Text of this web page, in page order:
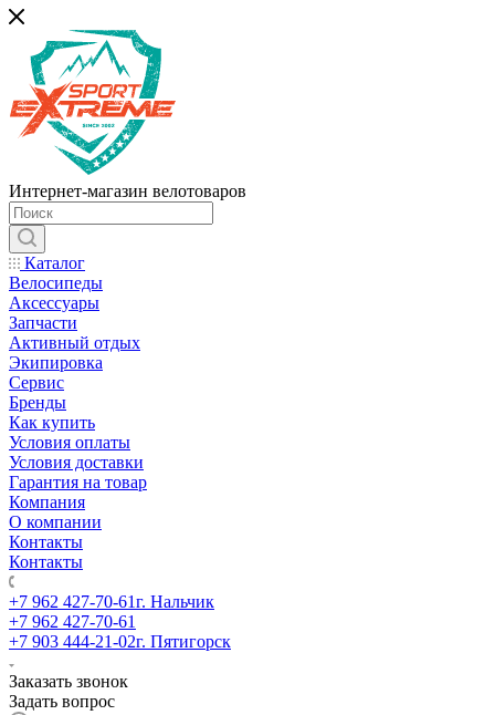
Интернет-магазин велотоваров
Каталог
Велосипеды
Аксессуары
Запчасти
Активный отдых
Экипировка
Сервис
Бренды
Как купить
Условия оплаты
Условия доставки
Гарантия на товар
Компания
О компании
Контакты
Контакты
+7 962 427-70-61г. Нальчик
+7 962 427-70-61
+7 903 444-21-02г. Пятигорск
Заказать звонок
Задать вопрос